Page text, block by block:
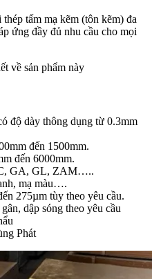
tấm mạ kẽm (tôn kẽm) đa
ứng đầy đủ nhu cầu cho mọi
về sản phẩm này
độ dày thông dụng từ 0.3mm
đến 1500mm.
đến 6000mm.
GA, GL, ZAM…..
mạ màu….
275µm tùy theo yêu cầu.
dập sóng theo yêu cầu
Phát